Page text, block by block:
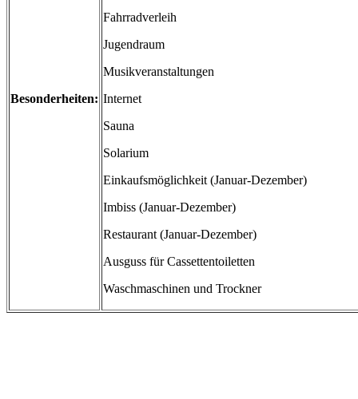
Besonderheiten:
Fahrradverleih
Jugendraum
Musikveranstaltungen
Internet
Sauna
Solarium
Einkaufsmöglichkeit (Januar-Dezember)
Imbiss (Januar-Dezember)
Restaurant (Januar-Dezember)
Ausguss für Cassettentoiletten
Waschmaschinen und Trockner